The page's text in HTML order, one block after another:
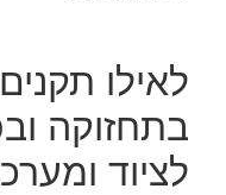
לאילו
בתחזוקה
לציוד